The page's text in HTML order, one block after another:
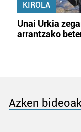
KIROLA
Unai Urkia
arrantzako
Azken bideoak